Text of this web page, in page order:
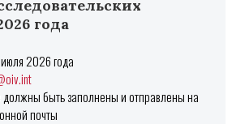
года
2026 года
должны быть заполнены и отправлены на
почты